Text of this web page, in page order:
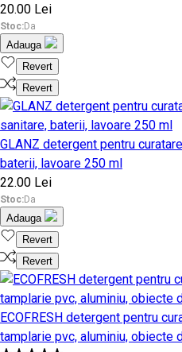
20.00 Lei
Stoc:Da
Adauga
Revert
Revert
GLANZ detergent pentru
baterii, lavoare 250 ml
22.00 Lei
Stoc:Da
Adauga
Revert
Revert
ECOFRESH detergent pentru
tamplarie pvc, aluminiu, obiecte